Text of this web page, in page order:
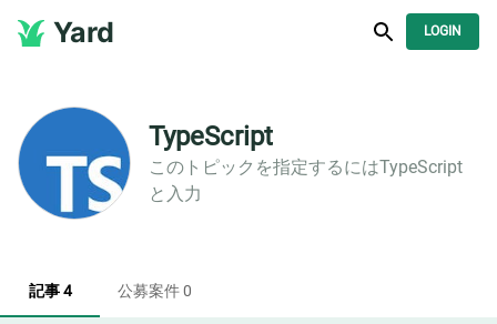
Yard LOGIN
TypeScript
このトピックを指定するにはTypeScript
と入力
記事 4 公募案件 0